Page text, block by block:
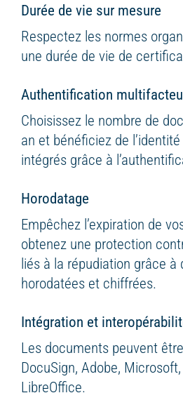
Durée de vie sur mesure
Respectez les normes
une durée de vie de
Authentification
Choisissez le nombre de
an et bénéficiez de
intégrés grâce à
Horodatage
Empêchez l’expiration de
obtenez une protection
liés à la répudiation grâce à
horodatées et chiffrées.
Intégration et
Les documents peuvent
DocuSign, Adobe,
LibreOffice.